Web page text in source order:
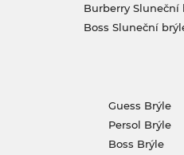
Burberry Sluneční
Boss Sluneční
Guess Brýle
Persol Brýle
Boss Brýle